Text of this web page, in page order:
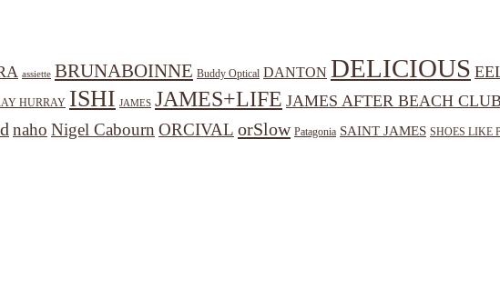
assiette BRUNABOINNE Buddy Optical DANTON DELICIOUS
HURRAY ISHI JAMES JAMES+LIFE JAMES AFTER BEACH CLUB
naho Nigel Cabourn ORCIVAL orSlow Patagonia SAINT JAMES SHOES LIKE